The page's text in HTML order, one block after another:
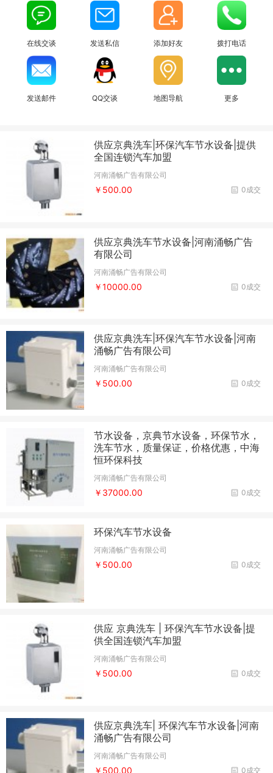
在线交谈 发送私信 添加好友 拨打电话
发送邮件 QQ交谈 地图导航 更多
供应京典洗车|环保汽车节水设备|提供
全国连锁汽车加盟
河南涌畅广告有限公司
0成交
￥500.00
供应京典洗车节水设备|河南涌畅广告
有限公司
河南涌畅广告有限公司
0成交
￥10000.00
供应京典洗车|环保汽车节水设备|河南
涌畅广告有限公司
河南涌畅广告有限公司
0成交
￥500.00
节水设备，京典节水设备，环保节水，
洗车节水，质量保证，价格优惠，中海
恒环保科技
河南涌畅广告有限公司
0成交
￥37000.00
环保汽车节水设备
河南涌畅广告有限公司
0成交
￥500.00
供应 京典洗车 | 环保汽车节水设备|提
供全国连锁汽车加盟
河南涌畅广告有限公司
0成交
￥500.00
供应京典洗车| 环保汽车节水设备|河南
涌畅广告有限公司
河南涌畅广告有限公司
0成交
￥500.00